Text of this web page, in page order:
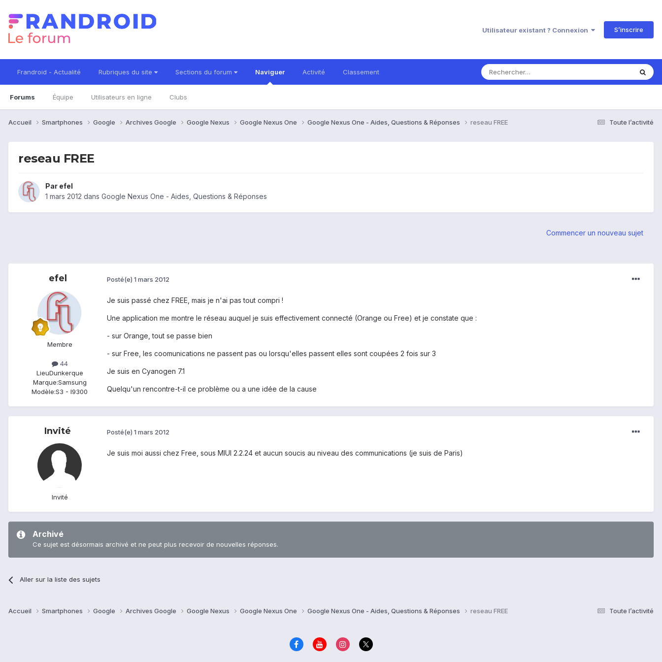
Utilisateur existant ? Connexion S’inscrire
Frandroid - Actualité Rubriques du site Sections du forum Naviguer
Forums Équipe Utilisateurs en ligne Clubs
Activité Classement
Toute l’activité
Accueil Smartphones Google Archives Google Google Nexus Google Nexus One Google Nexus One - Aides, Questions & Réponses reseau FREE
reseau FREE
Par efel
1 mars 2012 dans Google Nexus One - Aides, Questions & Réponses
Commencer un nouveau sujet
efel
Membre
44
LieuDunkerque
Marque:Samsung
Modèle:S3 - I9300
Posté(e) 1 mars 2012
Je suis passé chez FREE, mais je n'ai pas tout compri !
Une application me montre le réseau auquel je suis effectivement connecté (Orange ou Free) et je constate que :
- sur Orange, tout se passe bien
- sur Free, les coomunications ne passent pas ou lorsqu'elles passent elles sont coupées 2 fois sur 3
Je suis en Cyanogen 7.1
Quelqu'un rencontre-t-il ce problème ou a une idée de la cause
Invité
Invité
Posté(e) 1 mars 2012
Je suis moi aussi chez Free, sous MIUI 2.2.24 et aucun soucis au niveau des communications (je suis de Paris)
Archivé
Ce sujet est désormais archivé et ne peut plus recevoir de nouvelles réponses.
Aller sur la liste des sujets
Toute l’activité
Accueil Smartphones Google Archives Google Google Nexus Google Nexus One Google Nexus One - Aides, Questions & Réponses reseau FREE